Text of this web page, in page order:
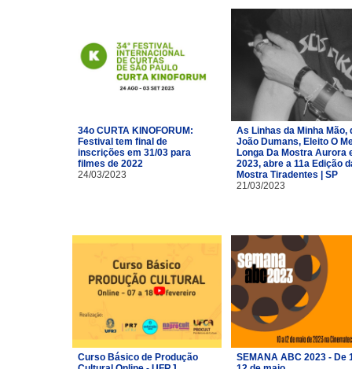
34o CURTA KINOFORUM:
Festival tem final de
inscrições em 31/03 para
filmes de 2022
24/03/2023
As Linhas da Minha Mão,
João Dumans, Eleito O
Longa Da Mostra Aurora
2023, abre a 11a Edição
Mostra Tiradentes | SP
21/03/2023
Curso Básico de Produção
SEMANA ABC 2023 - De